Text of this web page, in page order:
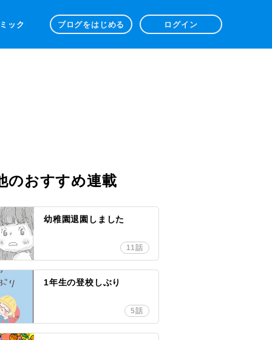
ック ブログをはじめる ログイン
のおすすめ連載
幼稚園退園しました
11話
1年生の登校しぶり
5話